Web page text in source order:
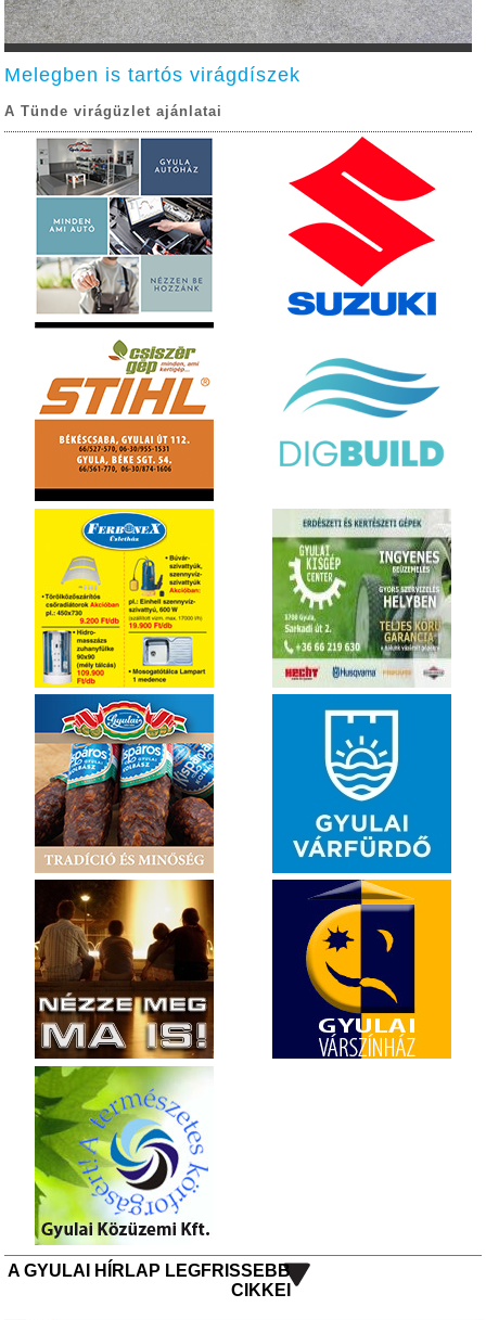
Melegben is tartós virágdíszek
A Tünde virágüzlet ajánlatai
A GYULAI HÍRLAP LEGFRISSEBB
CIKKEI